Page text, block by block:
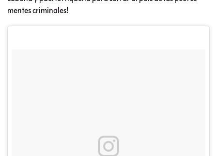
mentes criminales!